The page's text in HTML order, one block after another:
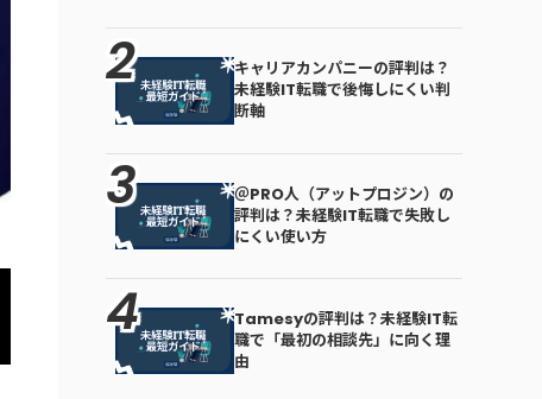
キャリアカンパニーの評判は？
未経験IT転職で後悔しにくい判
断軸
＠PRO人（アットプロジン）の
評判は？未経験IT転職で失敗し
にくい使い方
Tamesyの評判は？未経験IT転
職で「最初の相談先」に向く理
由